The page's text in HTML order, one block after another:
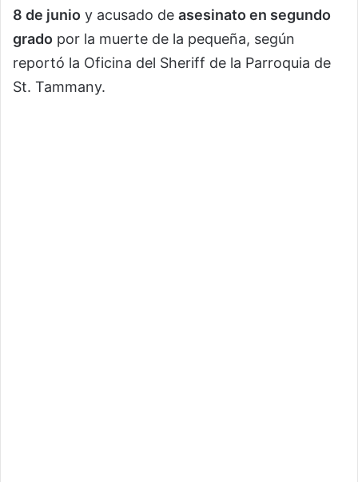
8 de junio y acusado de asesinato en segundo
grado por la muerte de la pequeña, según
reportó la Oficina del Sheriff de la Parroquia de
St. Tammany.